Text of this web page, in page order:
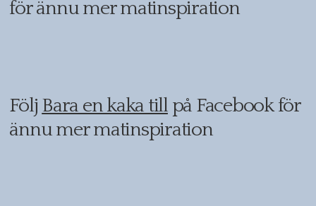
för ännu mer matinspiration
Följ Bara en kaka tillpå Facebook för
ännu mer matinspiration